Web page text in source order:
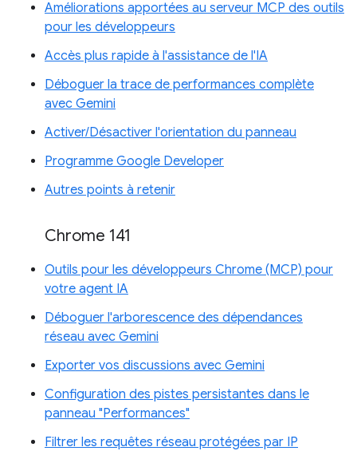
Améliorations apportées au serveur MCP des outils
pour les développeurs
Accès plus rapide à l'assistance de l'IA
Déboguer la trace de performances complète
avec Gemini
Activer/Désactiver l'orientation du panneau
Programme Google Developer
Autres points à retenir
Chrome 141
Outils pour les développeurs Chrome (MCP) pour
votre agent IA
Déboguer l'arborescence des dépendances
réseau avec Gemini
Exporter vos discussions avec Gemini
Configuration des pistes persistantes dans le
panneau "Performances"
Filtrer les requêtes réseau protégées par IP